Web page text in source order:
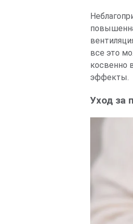
все это
косвенно
эффекты.
Уход за